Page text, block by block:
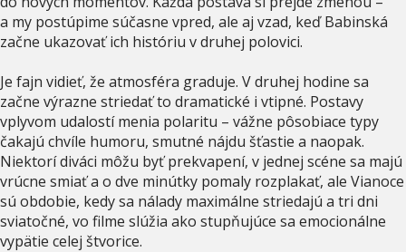
a my postúpime súčasne vpred, ale aj vzad, keď Babinská
začne ukazovať ich históriu v druhej polovici.
Je fajn vidieť, že atmosféra graduje. V druhej hodine sa
začne výrazne striedať to dramatické i vtipné. Postavy
vplyvom udalostí menia polaritu – vážne pôsobiace typy
čakajú chvíle humoru, smutné nájdu šťastie a naopak.
Niektorí diváci môžu byť prekvapení, v jednej scéne sa majú
vrúcne smiať a o dve minútky pomaly rozplakať, ale Vianoce
sú obdobie, kedy sa nálady maximálne striedajú a tri dni
sviatočné, vo filme slúžia ako stupňujúce sa emocionálne
vypätie celej štvorice.